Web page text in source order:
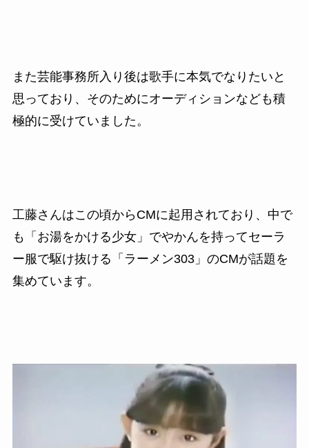
また芸能事務所入り後は歌手に本気でなりたいと
思っており、そのためにオーディションなども積
極的に受けていました。
工藤さんはこの頃からCMに起用されており、中で
も「お湯をかける少女」でやかんを持ってセーラ
ー服で駆け抜ける「ラーメン303」のCMが話題を
集めています。